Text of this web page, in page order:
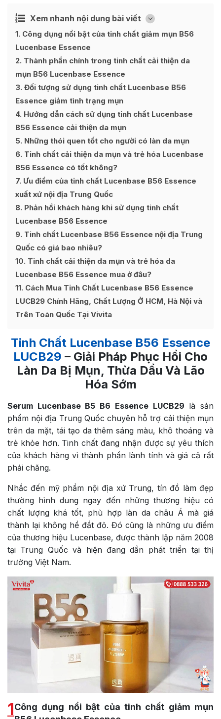
Xem nhanh nội dung bài viết [
Ẩn
1 Công dụng nổi bật của tinh chất giảm mụn B56
Lucenbase Essence
2 Thành phần chính trong tinh chất cải thiện da
mụn B56 Lucenbase Essence
3 Đối tượng sử dụng tinh chất Lucenbase B56
Essence giảm tình trạng mụn
4 Hướng dẫn cách sử dụng tinh chất Lucenbase
B56 Essence cải thiện da mụn
5 Những thói quen tốt cho người có làn da mụn
6 Tinh chất cải thiện da mụn và trẻ hóa Lucenbase
B56 Essence có tốt không?
7 Ưu điểm của tinh chất Lucenbase B56 Essence
xuất xứ nội địa Trung Quốc
8 Phản hồi khách hàng khi sử dụng tinh chất
Lucenbase B56 Essence
9 Tinh chất Lucenbase B56 Essence nội địa Trung
Quốc có giá bao nhiêu?
10 Tinh chất cải thiện da mụn và trẻ hóa da
Lucenbase B56 Essence mua ở đâu?
11 Cách Mua Tinh Chất Lucenbase B56 Essence
LUCB29 Chính Hãng, Chất Lượng Ở HCM, Hà Nội và
Trên Toàn Quốc Tại Vivita
Tinh Chất Lucenbase B56 Essence
LUCB29 – Giải Pháp Phục Hồi Cho
Làn Da Bị Mụn, Thừa Dầu Và Lão
Hóa Sớm
Serum Lucenbase B5 B6 Essence LUCB29 là sản
phẩm nội địa Trung Quốc chuyên hỗ trợ cải thiện mụn
trên da mặt, tái tạo da thêm sáng màu, khô thoáng và
trẻ khỏe hơn. Tinh chất đang nhận được sự yêu thích
của khách hàng vì thành phần lành tính và giá cả rất
phải chăng.
Nhắc đến mỹ phẩm nội địa xứ Trung, tín đồ làm đẹp
thường hình dung ngay đến những thương hiệu có
chất lượng khá tốt, phù hợp làn da châu Á mà giá
thành lại không hề đắt đỏ. Đó cũng là những ưu điểm
của thương hiệu Lucenbase, được thành lập năm 2008
tại Trung Quốc và hiện đang dần phát triển tại thị
trường Việt Nam.
1Công dụng nổi bật của tinh chất giảm mụn